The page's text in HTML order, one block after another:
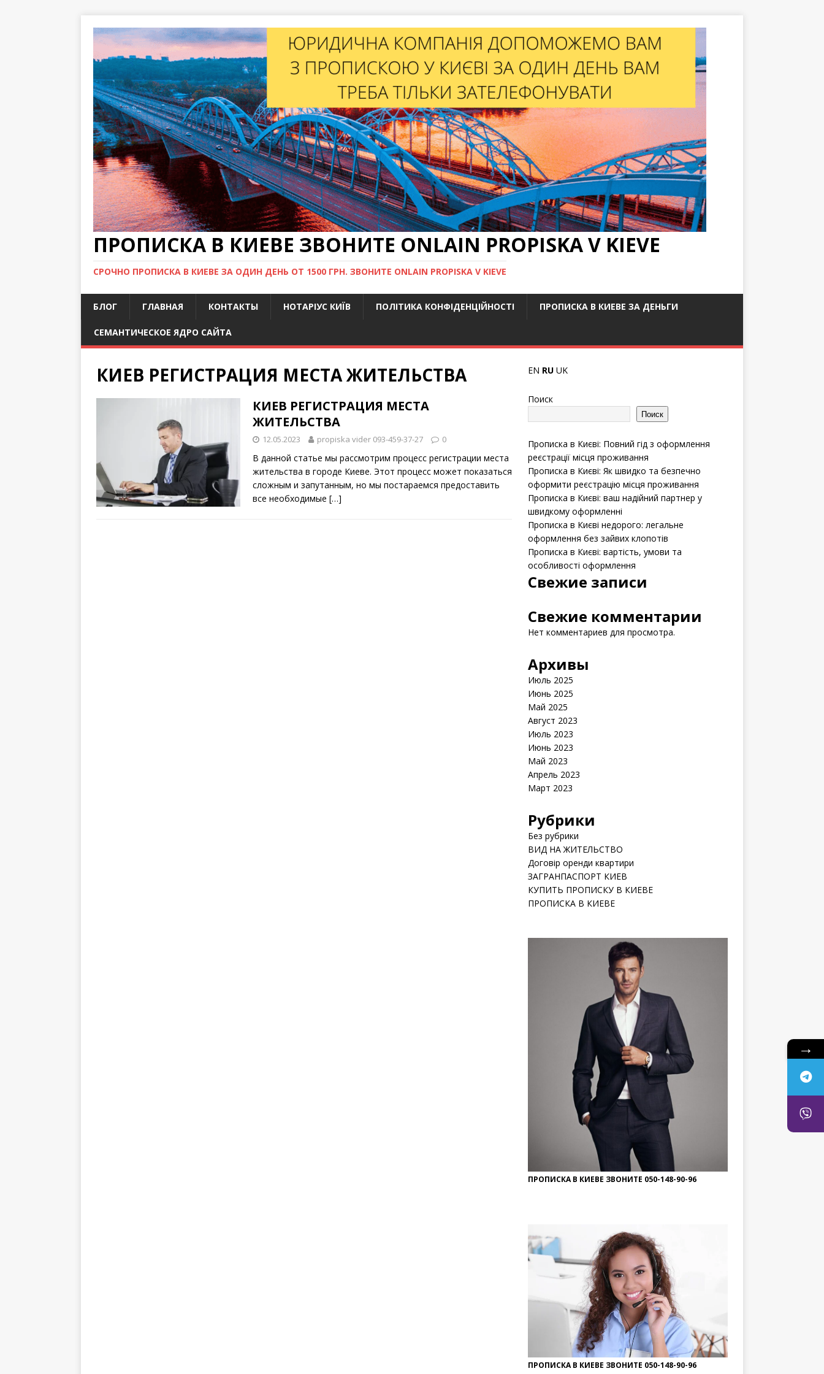
ПРОПИСКА В КИЕВЕ ЗВОНИТЕ ONLAIN PROPISKA V KIEVE
СРОЧНО ПРОПИСКА В КИЕВЕ ЗА ОДИН ДЕНЬ ОТ 1500 ГРН. ЗВОНИТЕ ONLAIN PROPISKA V KIEVE
БЛОГ ГЛАВНАЯ КОНТАКТЫ НОТАРІУС КИЇВ ПОЛІТИКА КОНФІДЕНЦІЙНОСТІ ПРОПИСКА В КИЕВЕ ЗА ДЕНЬГИ
СЕМАНТИЧЕСКОЕ ЯДРО САЙТА
КИЕВ РЕГИСТРАЦИЯ МЕСТА ЖИТЕЛЬСТВА
КИЕВ РЕГИСТРАЦИЯ МЕСТА
ЖИТЕЛЬСТВА
12.05.2023 propiska vider 093-459-37-27 0
В данной статье мы рассмотрим процесс регистрации места
жительства в городе Киеве. Этот процесс может показаться
сложным и запутанным, но мы постараемся предоставить
все необходимые […]
EN RU UK
Поиск
Поиск
Прописка в Києві: Повний гід з оформлення
реєстрації місця проживання
Прописка в Києві: Як швидко та безпечно
оформити реєстрацію місця проживання
Прописка в Києві: ваш надійний партнер у
швидкому оформленні
Прописка в Києві недорого: легальне
оформлення без зайвих клопотів
Прописка в Києві: вартість, умови та
особливості оформлення
Свежие записи
Свежие комментарии
Нет комментариев для просмотра.
Архивы
Июль 2025
Июнь 2025
Май 2025
Август 2023
Июль 2023
Июнь 2023
Май 2023
Апрель 2023
Март 2023
Рубрики
Без рубрики
ВИД НА ЖИТЕЛЬСТВО
Договір оренди квартири
ЗАГРАНПАСПОРТ КИЕВ
КУПИТЬ ПРОПИСКУ В КИЕВЕ
ПРОПИСКА В КИЕВЕ
ПРОПИСКА В КИЕВЕ ЗВОНИТЕ 050-148-90-96
ПРОПИСКА В КИЕВЕ ЗВОНИТЕ 050-148-90-96
→